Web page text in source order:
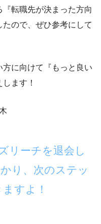
『転職先が決まった方向
たので、ぜひ参考にして
方に向けて『 もっと良い
します！
リーチを退会し
り、次のステッ
すよ！